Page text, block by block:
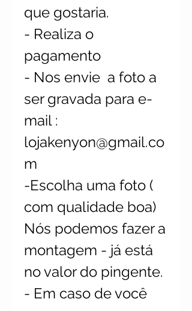
que gostaria.
- Realiza o
pagamento
- Nos envie a foto a
ser gravada para e-
mail :
lojakenyon@gmail.co
m
-Escolha uma foto (
com qualidade boa)
Nós podemos fazer a
montagem - já está
no valor do pingente.
- Em caso de você